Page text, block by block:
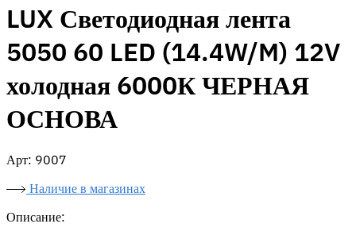
LUX Светодиодная лента
5050 60 LED (14.4W/M) 12V
холодная 6000К ЧЕРНАЯ
ОСНОВА
Арт: 9007
Наличие в магазинах
Описание: